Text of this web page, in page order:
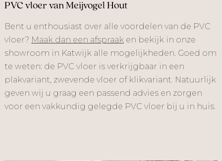
PVC vloer van Meijvogel Hout
Bent u enthousiast over alle voordelen van de PVC
vloer? Maak dan een afspraak en bekijk in onze
showroom in Katwijk alle mogelijkheden. Goed om
te weten: de PVC vloer is verkrijgbaar in een
plakvariant, zwevende vloer of klikvariant. Natuurlijk
geven wij u graag een passend advies en zorgen
voor een vakkundig gelegde PVC vloer bij u in huis.